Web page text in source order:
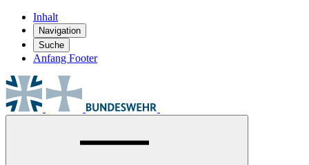
Inhalt
Navigation
Suche
Anfang Footer